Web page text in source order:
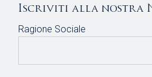
Iscriviti alla nostra
Ragione Sociale